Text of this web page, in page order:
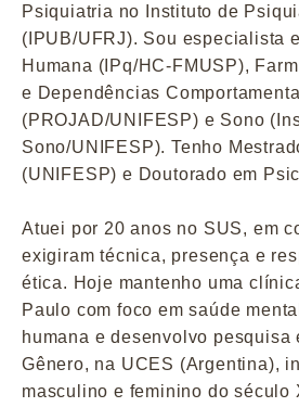
Psiquiatria no Instituto de
(IPUB/UFRJ). Sou especialista
Humana (IPq/HC-FMUSP),
e Dependências
(PROJAD/UNIFESP) e Sono
Sono/UNIFESP). Tenho
(UNIFESP) e Doutorado em
Atuei por 20 anos no SUS, em
exigiram técnica, presença e
ética. Hoje mantenho uma
Paulo com foco em saúde
humana e desenvolvo pesquisa
Gênero, na UCES (Argentina),
masculino e feminino do século